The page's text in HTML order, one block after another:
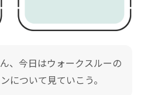
、今日はウォークスルーの
について見ていこう。